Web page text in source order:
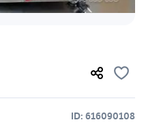
ID: 616090108